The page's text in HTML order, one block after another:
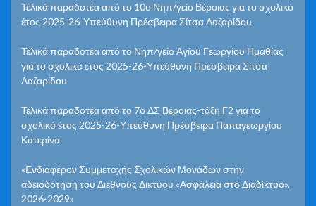
Τελικά παραδοτέα από το 10ο Νηπ/γείο Βέροιας για το σχολικό
έτος 2025-26-Υπεύθυνη Πρέσβειρα Σίτσα Λαζαρίδου
Τελικά παραδοτέα από το Νηπ/γείο Αγίου Γεωργίου Ημαθίας
για το σχολικό έτος 2025-26-Υπεύθυνη Πρέσβειρα Σίτσα
Λαζαρίδου
Τελικά παραδοτέα από το 7ο ΔΣ Βέροιας-τάξη Γ2 για το
σχολικό έτος 2025-26-Υπεύθυνη Πρέσβειρα Παπαγεωργίου
Κατερίνα
«Ενδιαφέρον Συμμετοχής Σχολικών Μονάδων στην
αδειοδότηση του Διεθνούς Δικτύου «Ασφάλεια στο Διαδίκτυο»,
2026-2029»